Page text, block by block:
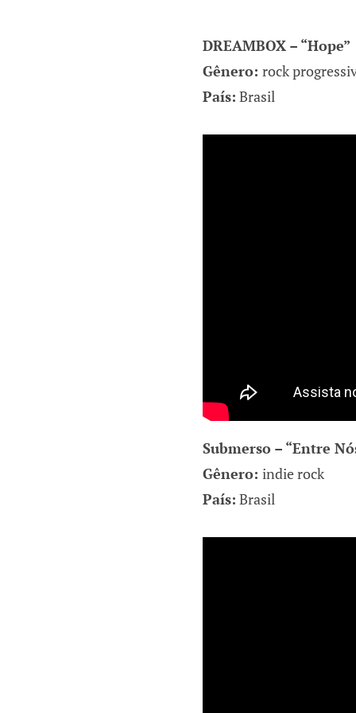
DREAMBOX – “Hope”
Gênero: rock
País: Brasil
Submerso – “Entre
Gênero: indie rock
País: Brasil